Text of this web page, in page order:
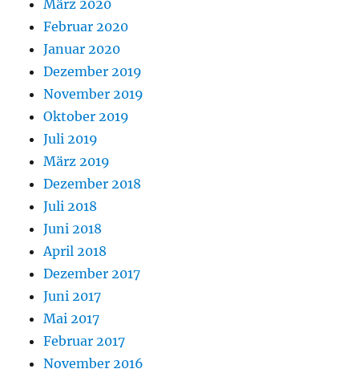
März 2020
Februar 2020
Januar 2020
Dezember 2019
November 2019
Oktober 2019
Juli 2019
März 2019
Dezember 2018
Juli 2018
Juni 2018
April 2018
Dezember 2017
Juni 2017
Mai 2017
Februar 2017
November 2016